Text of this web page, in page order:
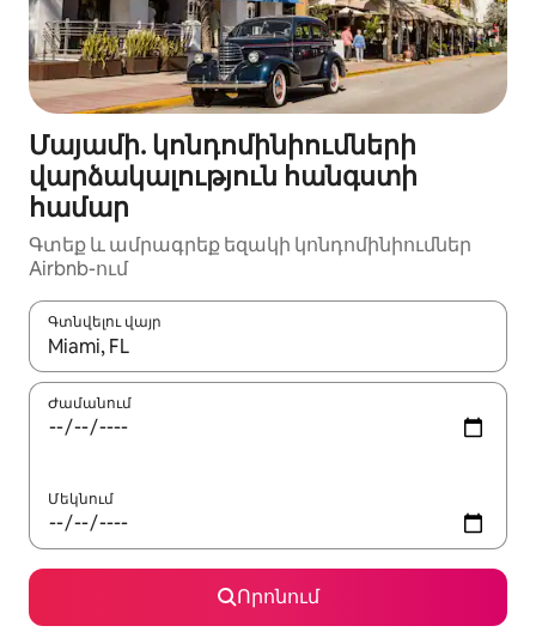
Մայամի. կոնդոմինիումների
վարձակալություն հանգստի
համար
Գտեք և ամրագրեք եզակի կոնդոմինիումներ
Airbnb-ում
Գտնվելու վայր
Երբ արդյունքները հասանելի լինեն, սլաքների
Ժամանում
Մեկնում
Որոնում